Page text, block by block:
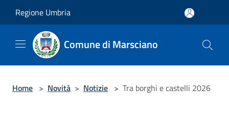
Regione Umbria
Comune di Marsciano
Home > Novità > Notizie > Tra borghi e castelli 2026